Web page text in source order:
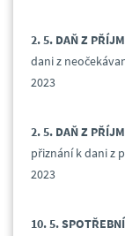
2. 5. DAŇ Z
dani z
2023
2. 5. DAŇ Z
přiznání k dani z
2023
10. 5.